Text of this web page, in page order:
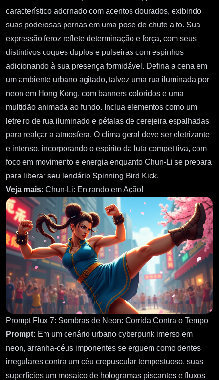
característico adornado com acentos dourados, exibindo
suas poderosas pernas em uma pose de chute alto. Sua
expressão feroz reflete determinação e força, com seus
distintivos coques duplos e pulseiras com espinhos
adicionando à sua presença formidável. Defina a cena em
um ambiente urbano agitado, talvez uma rua iluminada por
neon em Hong Kong, com banners coloridos e uma
multidão animada ao fundo. Inclua elementos como um
letreiro de rua iluminado e pétalas de cerejeira espalhadas
para realçar a atmosfera. O clima geral deve ser eletrizante
e intenso, incorporando o espírito da luta competitiva, com
foco em movimento e energia enquanto Chun-Li se prepara
para liberar seu lendário Spinning Bird Kick.
Veja mais: Chun-Li: Entrando em Ação!
Prompt Flux 7: Sombras de Neon: Corrida Contra o Tempo
Prompt: Em um cenário urbano cyberpunk imerso em
neon, arranha-céus imponentes se erguem como dentes
irregulares contra um céu crepuscular tempestuoso, suas
superfícies um mosaico de hologramas piscantes e fluxos